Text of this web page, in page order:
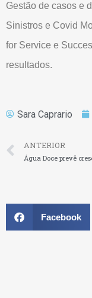
Gestão de casos e
Sinistros e Covid
for Service e
resultados.
Sara Caprario
ANTERIOR
Facebook